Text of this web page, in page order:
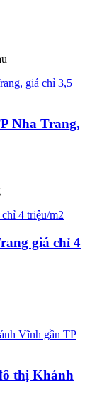
Nha Trang,
giá chỉ 4
thị Khánh